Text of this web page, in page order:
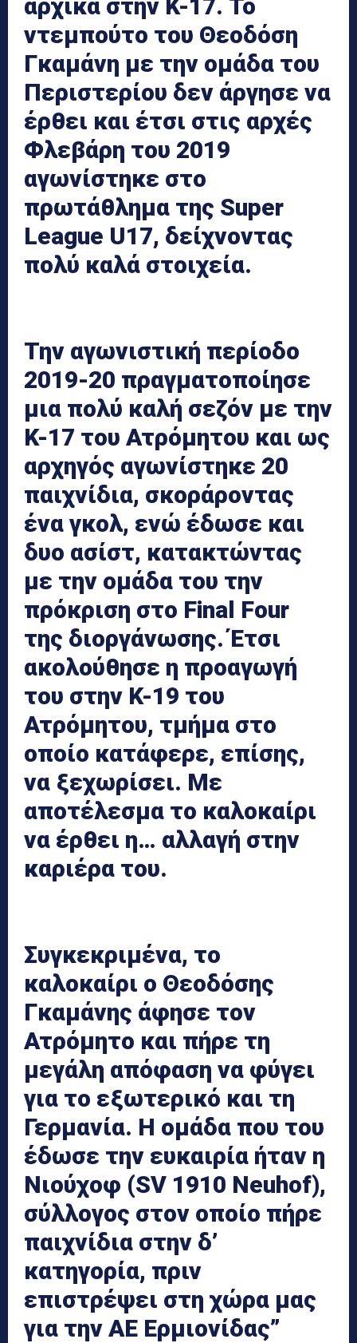
αρχικά στην Κ-17. Το
ντεμπούτο του Θεοδόση
Γκαμάνη με την ομάδα του
Περιστερίου δεν άργησε να
έρθει και έτσι στις αρχές
Φλεβάρη του 2019
αγωνίστηκε στο
πρωτάθλημα της Super
League U17, δείχνοντας
πολύ καλά στοιχεία.
Την αγωνιστική περίοδο
2019-20 πραγματοποίησε
μια πολύ καλή σεζόν με την
Κ-17 του Ατρόμητου και ως
αρχηγός αγωνίστηκε 20
παιχνίδια, σκοράροντας
ένα γκολ, ενώ έδωσε και
δυο ασίστ, κατακτώντας
με την ομάδα του την
πρόκριση στο Final Four
της διοργάνωσης. Έτσι
ακολούθησε η προαγωγή
του στην Κ-19 του
Ατρόμητου, τμήμα στο
οποίο κατάφερε, επίσης,
να ξεχωρίσει. Με
αποτέλεσμα το καλοκαίρι
να έρθει η… αλλαγή στην
καριέρα του.
Συγκεκριμένα, το
καλοκαίρι ο Θεοδόσης
Γκαμάνης άφησε τον
Ατρόμητο και πήρε τη
μεγάλη απόφαση να φύγει
για το εξωτερικό και τη
Γερμανία. Η ομάδα που του
έδωσε την ευκαιρία ήταν η
Νιούχοφ (SV 1910 Neuhof),
σύλλογος στον οποίο πήρε
παιχνίδια στην δ’
κατηγορία, πριν
επιστρέψει στη χώρα μας
για την ΑΕ Ερμιονίδας”